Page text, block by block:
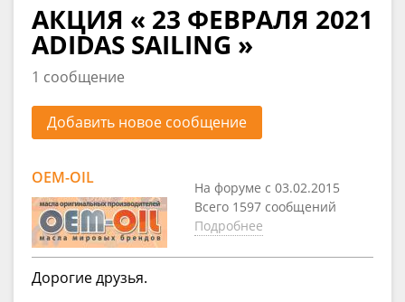
АКЦИЯ « 23 ФЕВРАЛЯ 2021
ADIDAS SAILING »
1 сообщение
Добавить новое сообщение
OEM-OIL
На форуме с 03.02.2015
Всего 1597 сообщений
Подробнее
Дорогие друзья.